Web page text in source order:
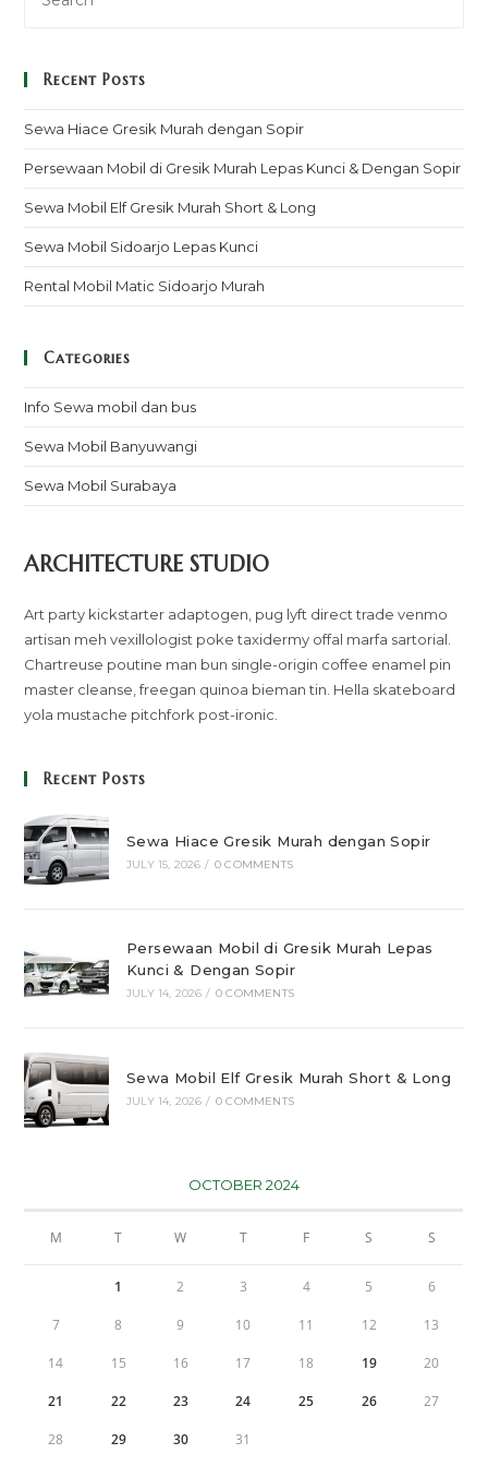
Recent Posts
Sewa Hiace Gresik Murah dengan Sopir
Persewaan Mobil di Gresik Murah Lepas Kunci & Dengan Sopir
Sewa Mobil Elf Gresik Murah Short & Long
Sewa Mobil Sidoarjo Lepas Kunci
Rental Mobil Matic Sidoarjo Murah
Categories
Info Sewa mobil dan bus
Sewa Mobil Banyuwangi
Sewa Mobil Surabaya
ARCHITECTURE STUDIO
Art party kickstarter adaptogen, pug lyft direct trade venmo
artisan meh vexillologist poke taxidermy offal marfa sartorial.
Chartreuse poutine man bun single-origin coffee enamel pin
master cleanse, freegan quinoa bieman tin. Hella skateboard
yola mustache pitchfork post-ironic.
Recent Posts
Sewa Hiace Gresik Murah dengan Sopir
JULY 15, 2026 / 0 COMMENTS
Persewaan Mobil di Gresik Murah Lepas
Kunci & Dengan Sopir
JULY 14, 2026 / 0 COMMENTS
Sewa Mobil Elf Gresik Murah Short & Long
JULY 14, 2026 / 0 COMMENTS
OCTOBER 2024
M T W T F S S
1 2 3 4 5 6
7 8 9 10 11 12 13
14 15 16 17 18 19 20
21 22 23 24 25 26 27
28 29 30 31